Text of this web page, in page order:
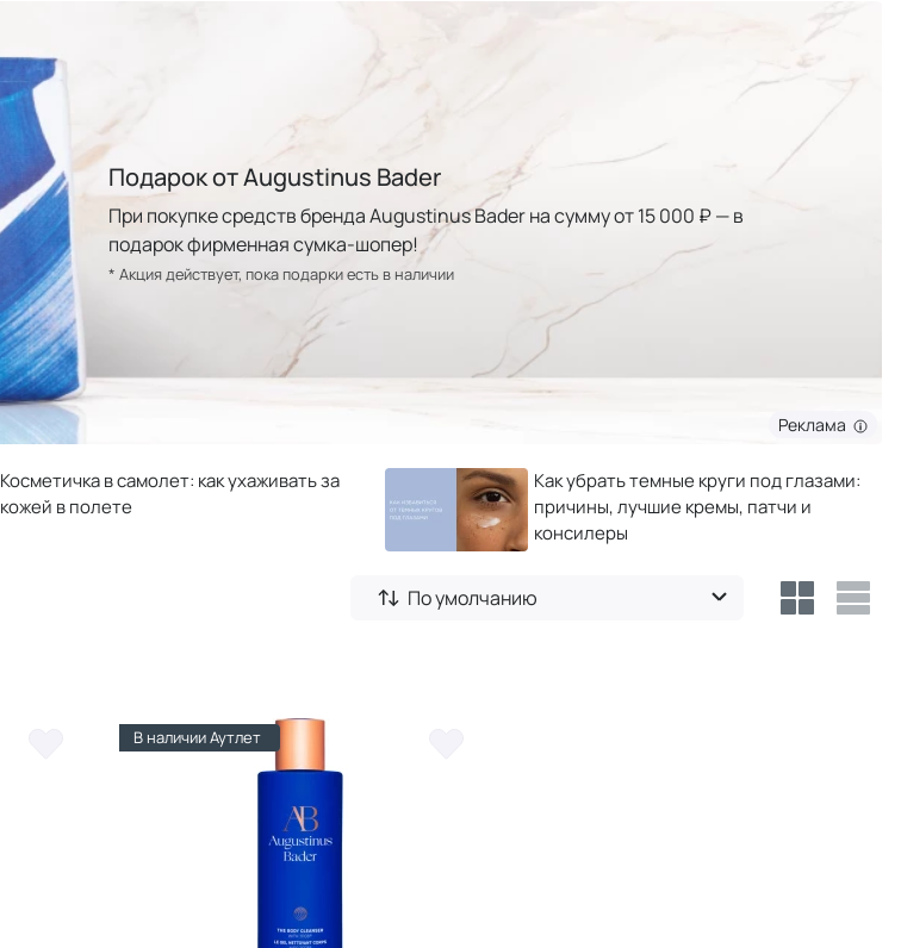
Подарок от Augustinus Bader
При покупке средств бренда Augustinus Bader на сумму от 15 000 ₽ — в
подарок фирменная сумка-шопер!
* Акция действует, пока подарки есть в наличии
Реклама
Косметичка в самолет: как ухаживать за
кожей в полете
Как убрать темные круги под глазами:
причины, лучшие кремы, патчи и
консилеры
По умолчанию
В наличии Аутлет